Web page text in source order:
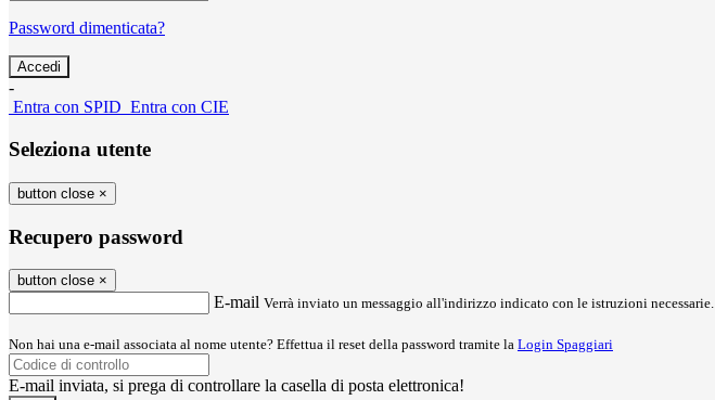
Password dimenticata?
-
Entra con SPID Entra con CIE
Seleziona utente
button close ×
Recupero password
button close ×
E-mail Verrà inviato un messaggio all'indirizzo indicato con le istruzioni necessarie.
Non hai una e-mail associata al nome utente? Effettua il reset della password tramite la Login Spaggiari
E-mail inviata, si prega di controllare la casella di posta elettronica!